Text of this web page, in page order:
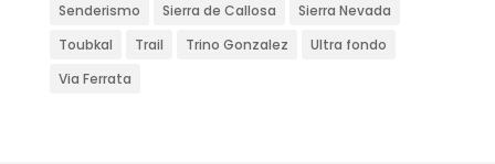
Senderismo
Sierra de Callosa
Sierra Nevada
Toubkal
Trail Trino Gonzalez
Ultra fondo
Via Ferrata